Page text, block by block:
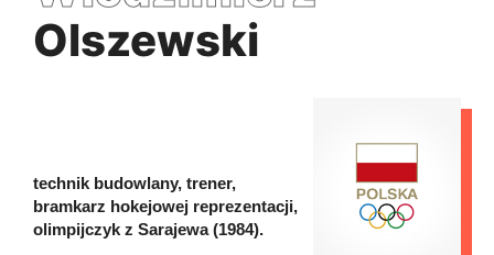
Olszewski
technik budowlany, trener,
bramkarz hokejowej reprezentacji,
olimpijczyk z Sarajewa (1984).